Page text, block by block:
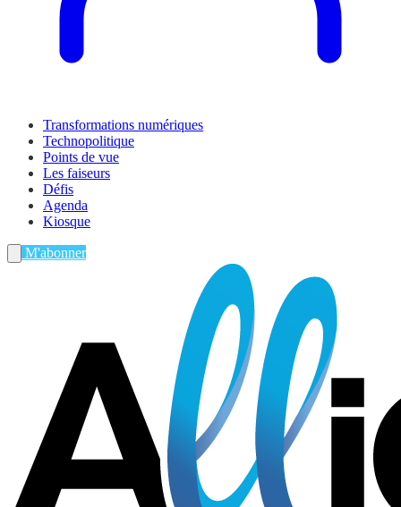
Transformations numériques
Technopolitique
Points de vue
Les faiseurs
Défis
Agenda
Kiosque
M'abonner